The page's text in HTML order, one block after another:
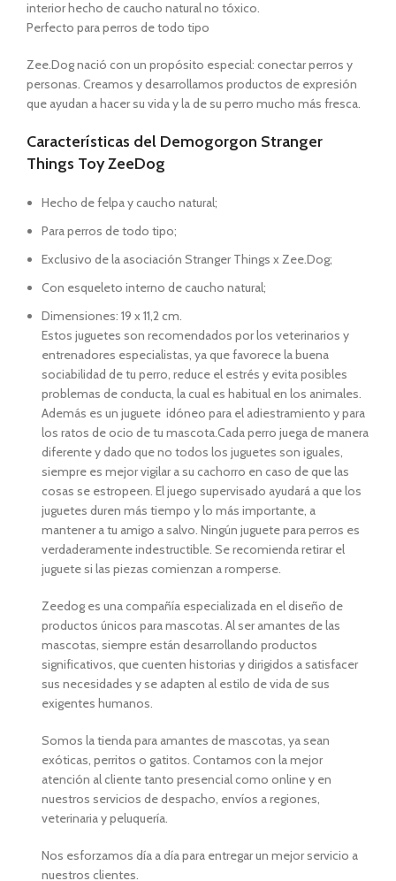
interior hecho de caucho natural no tóxico.
Perfecto para perros de todo tipo
Zee.Dog nació con un propósito especial: conectar perros y
personas. Creamos y desarrollamos productos de expresión
que ayudan a hacer su vida y la de su perro mucho más fresca.
Características del Demogorgon Stranger
Things Toy ZeeDog
Hecho de felpa y caucho natural;
Para perros de todo tipo;
Exclusivo de la asociación Stranger Things x Zee.Dog;
Con esqueleto interno de caucho natural;
Dimensiones: 19 x 11,2 cm.
Estos juguetes son recomendados por los veterinarios y
entrenadores especialistas, ya que favorece la buena
sociabilidad de tu perro, reduce el estrés y evita posibles
problemas de conducta, la cual es habitual en los animales.
Además es un juguete idóneo para el adiestramiento y para
los ratos de ocio de tu mascota.Cada perro juega de manera
diferente y dado que no todos los juguetes son iguales,
siempre es mejor vigilar a su cachorro en caso de que las
cosas se estropeen. El juego supervisado ayudará a que los
juguetes duren más tiempo y lo más importante, a
mantener a tu amigo a salvo. Ningún juguete para perros es
verdaderamente indestructible. Se recomienda retirar el
juguete si las piezas comienzan a romperse.
Zeedog es una compañía especializada en el diseño de
productos únicos para mascotas. Al ser amantes de las
mascotas, siempre están desarrollando productos
significativos, que cuenten historias y dirigidos a satisfacer
sus necesidades y se adapten al estilo de vida de sus
exigentes humanos.
Somos la tienda para amantes de mascotas, ya sean
exóticas, perritos o gatitos. Contamos con la mejor
atención al cliente tanto presencial como online y en
nuestros servicios de despacho, envíos a regiones,
veterinaria y peluquería.
Nos esforzamos día a día para entregar un mejor servicio a
nuestros clientes.